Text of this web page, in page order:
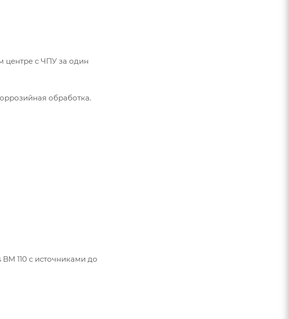
центре с ЧПУ за один
обработка.
110 с источниками до